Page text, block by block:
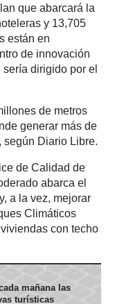
que abarcará la
y 13,705
están en
de innovación
dirigido por el
de metros
generar más de
según Diario Libre.
de Calidad de
abarca el
a la vez, mejorar
Climáticos
con techo
mañana las
turísticas